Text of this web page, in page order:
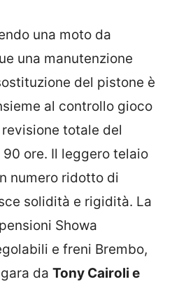
una moto da
una manutenzione
del pistone è
al controllo gioco
totale del
ore. Il leggero telaio
numero ridotto di
solidità e rigidità. La
Showa
e freni Brembo,
da Tony Cairoli e